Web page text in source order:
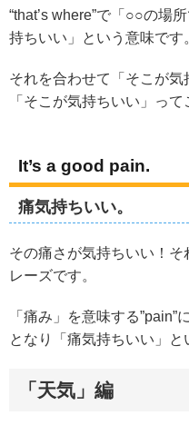
“that’s where”で「○○の場
持ちいい」という意味です
それを合わせて「そこが気
「そこが気持ちいい」って
It’s a good pain.
痛気持ちいい。
その痛さが気持ちいい！
レーズです。
「痛み」を意味する”pain”
となり「痛気持ちいい」と
「天気」編